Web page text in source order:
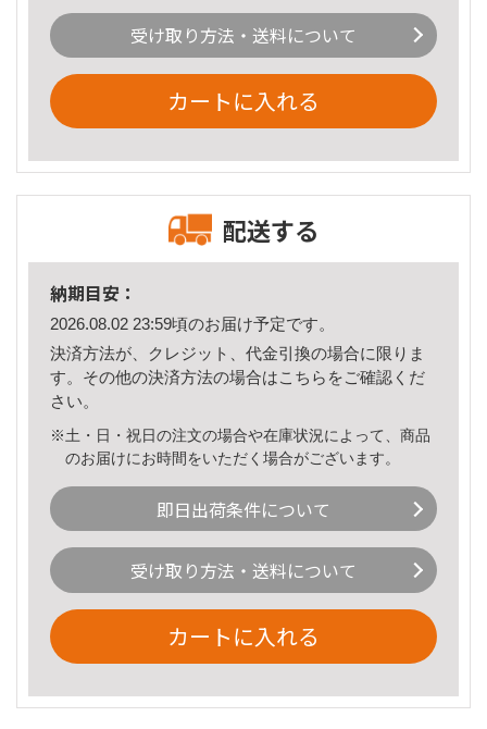
受け取り方法・送料について
カートに入れる
配送する
納期目安：
2026.08.02 23:59頃のお届け予定です。
決済方法が、クレジット、代金引換の場合に限りま
す。その他の決済方法の場合はこちら をご確認くだ
さい。
※土・日・祝日の注文の場合や在庫状況によって、商品
のお届けにお時間をいただく場合がございます。
即日出荷条件について
受け取り方法・送料について
カートに入れる